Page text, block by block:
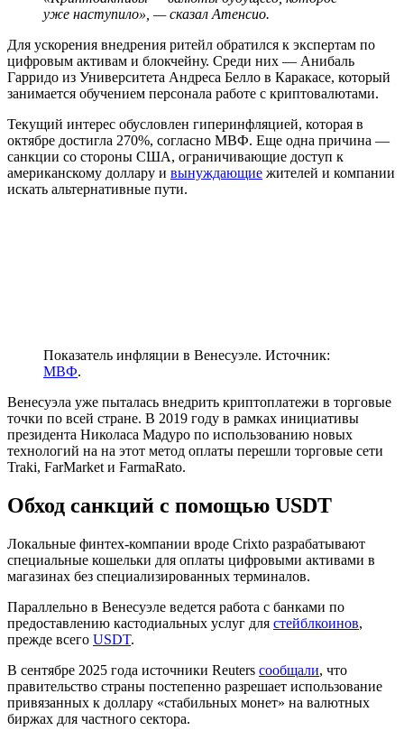
уже наступило», — сказал Атенсио.
Для ускорения внедрения ритейл обратился к экспертам по
цифровым активам и блокчейну. Среди них — Анибаль
Гарридо из Университета Андреса Белло в Каракасе, который
занимается обучением персонала работе с криптовалютами.
Текущий интерес обусловлен гиперинфляцией, которая в
октябре достигла 270%, согласно МВФ. Еще одна причина —
санкции со стороны США, ограничивающие доступ к
американскому доллару и вынуждающие жителей и компании
искать альтернативные пути.
Показатель инфляции в Венесуэле. Источник:
МВФ.
Венесуэла уже пыталась внедрить криптоплатежи в торговые
точки по всей стране. В 2019 году в рамках инициативы
президента Николаса Мадуро по использованию новых
технологий на на этот метод оплаты перешли торговые сети
Traki, FarMarket и FarmaRato.
Обход санкций с помощью USDT
Локальные финтех-компании вроде Crixto разрабатывают
специальные кошельки для оплаты цифровыми активами в
магазинах без специализированных терминалов.
Параллельно в Венесуэле ведется работа с банками по
предоставлению кастодиальных услуг для стейблкоинов,
прежде всего USDT.
В сентябре 2025 года источники Reuters сообщали, что
правительство страны постепенно разрешает использование
привязанных к доллару «стабильных монет» на валютных
биржах для частного сектора.